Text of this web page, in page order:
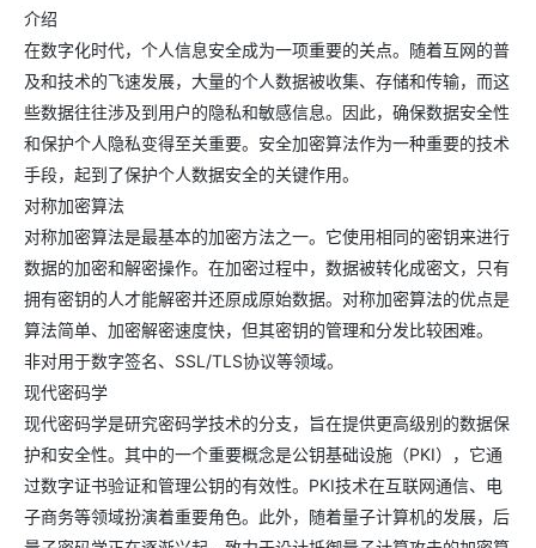
介绍
在数字化时代，个人信息安全成为一项重要的关点。随着互网的普
及和技术的飞速发展，大量的个人数据被收集、存储和传输，而这
些数据往往涉及到用户的隐私和敏感信息。因此，确保数据安全性
和保护个人隐私变得至关重要。安全加密算法作为一种重要的技术
手段，起到了保护个人数据安全的关键作用。
对称加密算法
对称加密算法是最基本的加密方法之一。它使用相同的密钥来进行
数据的加密和解密操作。在加密过程中，数据被转化成密文，只有
拥有密钥的人才能解密并还原成原始数据。对称加密算法的优点是
算法简单、加密解密速度快，但其密钥的管理和分发比较困难。
非对用于数字签名、SSL/TLS协议等领域。
现代密码学
现代密码学是研究密码学技术的分支，旨在提供更高级别的数据保
护和安全性。其中的一个重要概念是公钥基础设施（PKI），它通
过数字证书验证和管理公钥的有效性。PKI技术在互联网通信、电
子商务等领域扮演着重要角色。此外，随着量子计算机的发展，后